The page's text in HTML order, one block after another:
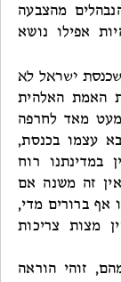
מהצבעה
אפילו נושא
ישראל לא
האמת האלהית
מעט מאד לחרפה
עצמו בכנסת,
במדינתנו רוח
זה משנה אם
אף ברורים מדי,
מצות צריכות
זוהי הוראה